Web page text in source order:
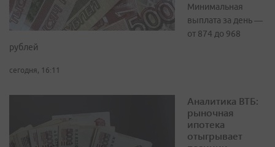
Минимальная
выплата за день —
от 874 до 968
рублей
сегодня, 16:11
Аналитика ВТБ:
рыночная
ипотека
отыгрывает